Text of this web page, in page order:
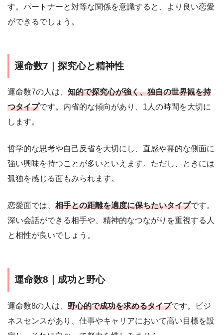
す。パートナーと対等な関係を意識すると、より良い恋愛
ができるでしょう。
運命数7｜探究心と精神性
運命数7の人は、 知的で探究心が強く、独自の世界観を持
つタイプです。内省的な傾向があり、1人の時間を大切に
します。
哲学的な思考や自己反省を大切にし、直感や霊的な側面に
強い興味を持つことが多いといえます。ただし、ときには
孤独を感じる面もみられます。
恋愛面では、 相手との距離を適度に保ちたいタイプです。
深い会話ができる相手や、精神的なつながりを重視する人
と相性が良いでしょう。
運命数8｜成功と野心
運命数8の人は、 野心的で成功を求めるタイプです。ビジ
ネスセンスがあり、仕事やキャリアにおいて高い目標を設